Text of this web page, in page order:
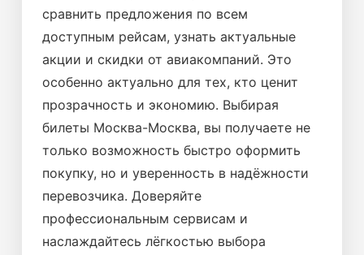
сравнить предложения по всем
доступным рейсам, узнать актуальные
акции и скидки от авиакомпаний. Это
особенно актуально для тех, кто ценит
прозрачность и экономию. Выбирая
билеты Москва-Москва, вы получаете не
только возможность быстро оформить
покупку, но и уверенность в надёжности
перевозчика. Доверяйте
профессиональным сервисам и
наслаждайтесь лёгкостью выбора